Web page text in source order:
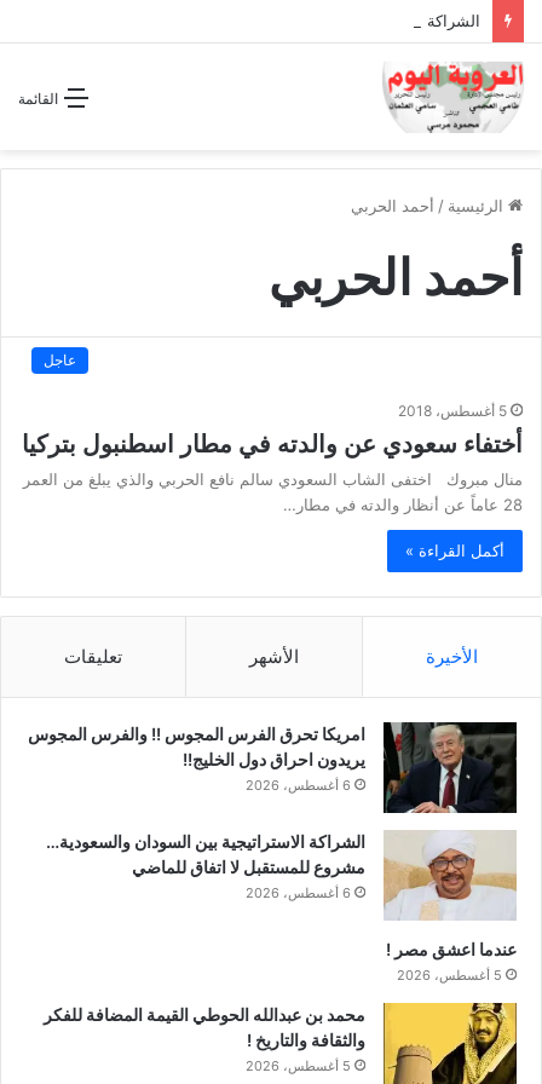
القائمة
الرئيسية / أحمد الحربي
أحمد الحربي
عاجل
5 أغسطس، 2018
أختفاء سعودي عن والدته في مطار اسطنبول بتركيا
منال مبروك اختفى الشاب السعودي سالم نافع الحربي والذي يبلغ من العمر
28 عاماً عن أنظار والدته في مطار…
أكمل القراءة »
الأخيرة الأشهر تعليقات
امريكا تحرق الفرس المجوس !! والفرس المجوس
يريدون احراق دول الخليج!!
6 أغسطس، 2026
الشراكة الاستراتيجية بين السودان والسعودية…
مشروع للمستقبل لا اتفاق للماضي
6 أغسطس، 2026
عندما اعشق مصر !
5 أغسطس، 2026
محمد بن عبدالله الحوطي القيمة المضافة للفكر
والثقافة والتاريخ !
5 أغسطس، 2026